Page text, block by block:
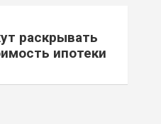
раскрывать
ипотеки